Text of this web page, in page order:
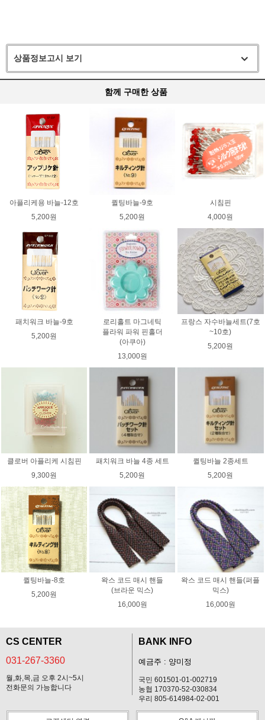
상품정보고시 보기
함께 구매한 상품
아플리케용 바늘-12호
5,200원
퀼팅바늘-9호
5,200원
시침핀
4,000원
패치워크 바늘-9호
5,200원
로리홀트 마그네틱
플라워 파워 핀홀더
(아쿠아)
13,000원
프랑스 자수바늘세트(7호
~10호)
5,200원
클로버 아플리케 시침핀
9,300원
패치워크 바늘 4종 세트
5,200원
퀼팅바늘 2종세트
5,200원
퀼팅바늘-8호
5,200원
왁스 코드 매시 핸들
(브라운 믹스)
16,000원
왁스 코드 매시 핸들(퍼플
믹스)
16,000원
CS CENTER
031-267-3360
월,화,목,금 오후 2시~5시
전화문의 가능합니다
BANK INFO
예금주 : 양미정
국민 601501-01-002719
농협 170370-52-030834
우리 805-614984-02-001